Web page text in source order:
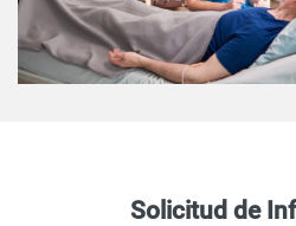
Solicitud de